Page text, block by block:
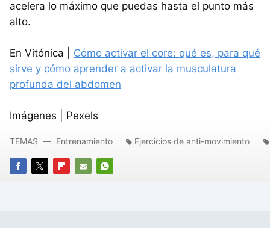
acelera lo máximo que puedas hasta el punto más
alto.
En Vitónica | Cómo activar el core: qué es, para qué
sirve y cómo aprender a activar la musculatura
profunda del abdomen
Imágenes | Pexels
FACEBOOK
TWITTERFLIPBOARD
E-
WHATSAPP
TEMAS Entrenamiento Ejercicios de anti-movimiento